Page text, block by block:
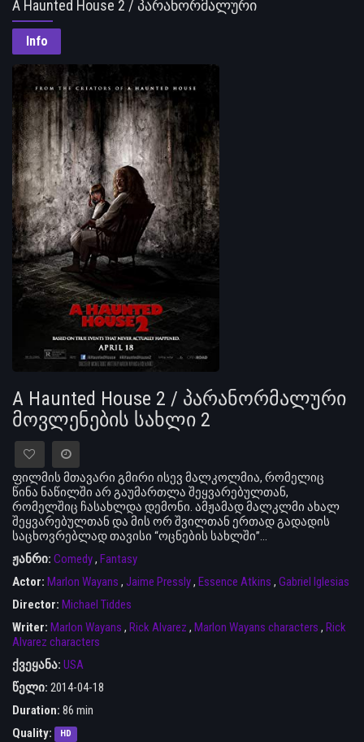
A Haunted House 2 / პარანორმალური
მოვლენების სახლი 2
Info
A Haunted House 2 / პარანორმალური
მოვლენების სახლი 2
ფილმის მთავარი გმირი ისევ მალკოლმია, რომელიც
წინა ნაწილში არ გაუმართლა შეყვარებულთან,
რომელშიც ჩასახლდა დემონი. ამჟამად მალკლმი ახალ
შეყვარებულთან და მის ორ შვილთან ერთად გადადის
საცხოვრებლად თავისი “ოცნების სახლში”…
ჟანრი: Comedy, Fantasy
Actor: Marlon Wayans , Jaime Pressly, Essence Atkins , Gabriel Iglesias
Director: Michael Tiddes
Writer: Marlon Wayans , Rick Alvarez , Marlon Wayans characters , Rick
Alvarez characters
ქვეყანა: USA
წელი: 2014-04-18
Duration: 86 min
Quality:
HD